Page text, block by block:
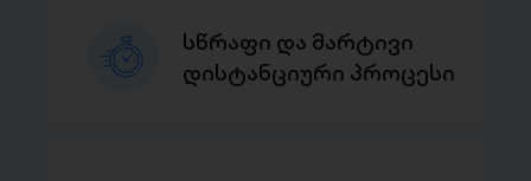
სწრაფი და მარტივი
დისტანციური პროცესი